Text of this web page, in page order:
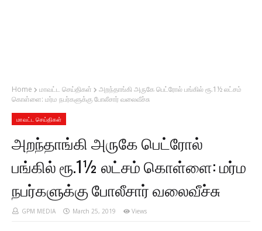
Home மாவட்ட செய்திகள்
அறந்தாங்கி அருகே பெட்ரோல் பங்கில் ரூ.1½ லட்சம்
கொள்ளை: மர்ம நபர்களுக்கு போலீசார் வலைவீச்சு
மாவட்ட செய்திகள்
அறந்தாங்கி அருகே பெட்ரோல்
பங்கில் ரூ.1½ லட்சம் கொள்ளை: மர்ம
நபர்களுக்கு போலீசார் வலைவீச்சு
GPM MEDIA March 25, 2019 Views